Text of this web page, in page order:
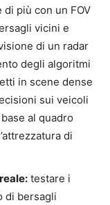
più con un FOV
vicini e
di un radar
degli algoritmi
in scene dense
sui veicoli
al quadro
di
testare i
di bersagli